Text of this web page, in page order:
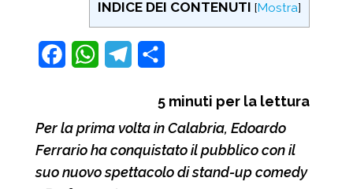
INDICE DEI CONTENUTI [Mostra]
e
W
t
e
g
n
d
5 minuti per la lettura
Per la prima volta in Calabria, Edoardo
Ferrario ha conquistato il pubblico con il
suo nuovo spettacolo di stand-up comedy